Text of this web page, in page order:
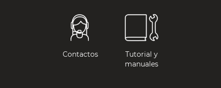
Contactos
Tutorial y
manuales